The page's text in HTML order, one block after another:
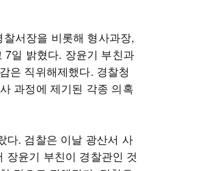
서장을 비롯해 형사과장,
일 밝혔다. 장윤기 부친과
은 직위해제했다. 경찰청
과정에 제기된 각종 의혹
다. 검찰은 이날 광산서 사
장윤기 부친이 경찰관인 것